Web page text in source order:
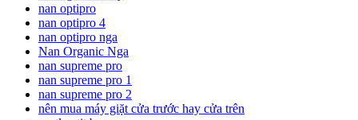
nan optipro
nan optipro 4
nan optipro nga
Nan Organic Nga
nan supreme pro
nan supreme pro 1
nan supreme pro 2
nên mua máy giặt cửa trước hay cửa trên